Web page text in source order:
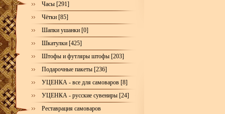
Часы [291]
Чётки [85]
Шапки ушанки [0]
Шкатулки [425]
Штофы и футляры штофы [203]
Подарочные пакеты [236]
УЦЕНКА - все для самоваров [8]
УЦЕНКА - русские сувениры [24]
Реставрация самоваров